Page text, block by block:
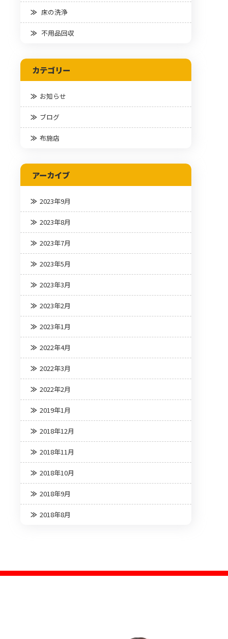
床の洗浄
不用品回収
カテゴリー
お知らせ
ブログ
布施店
アーカイブ
2023年9月
2023年8月
2023年7月
2023年5月
2023年3月
2023年2月
2023年1月
2022年4月
2022年3月
2022年2月
2019年1月
2018年12月
2018年11月
2018年10月
2018年9月
2018年8月